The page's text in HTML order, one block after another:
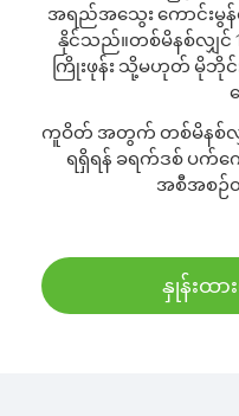
အရည်အသွေး ကောင်းမွန်
နိုင်သည်။တစ်မိနစ်လျှင်
ကြိုးဖုန်း သို့မဟုတ် မိုဘို
ကူဝိတ် အတွက် တစ်မိနစ်လျှ
ရရှိရန် ခရက်ဒစ် ပက်က
အစီအစဉ်
နှုန်းထာ